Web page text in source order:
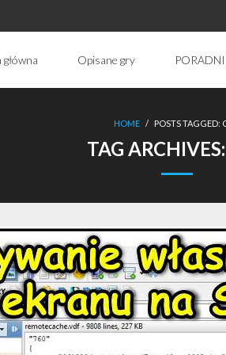
Opisane gry
HOME / POSTS TAGGED:
TAG ARCHIVES: